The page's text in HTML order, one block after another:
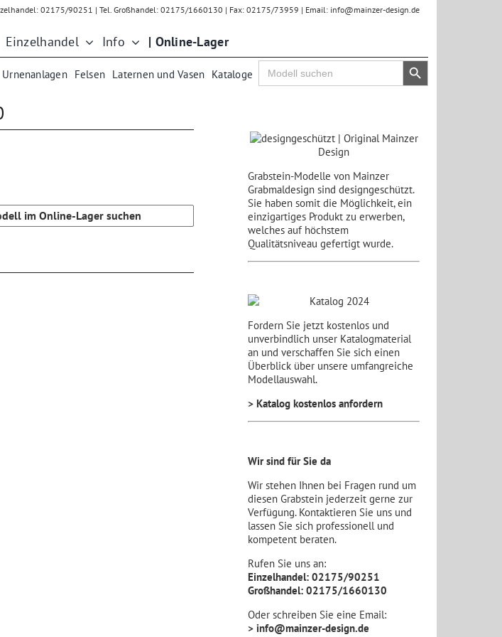
02175/90251 | Tel. Großhandel: 02175/1660130 | Fax: 02175/73959 | Email: info@mainzer-design.de
Einzelhandel Info | Online-Lager
Urnenanlagen Felsen Laternen und Vasen Kataloge
Search
for:
Search Button
im Online-Lager suchen
Grabstein-Modelle von Mainzer
Grabmaldesign sind designgeschützt.
Sie haben somit die Möglichkeit, ein
einzigartiges Produkt zu erwerben,
welches auf höchstem
Qualitätsniveau gefertigt wurde.
Fordern Sie jetzt kostenlos und
unverbindlich unser Katalogmaterial
an und verschaffen Sie sich einen
Überblick über unsere umfangreiche
Modellauswahl.
> Katalog kostenlos anfordern
Wir sind für Sie da
Wir stehen Ihnen bei Fragen rund um
diesen Grabstein jederzeit gerne zur
Verfügung. Kontaktieren Sie uns und
lassen Sie sich professionell und
kompetent beraten.
Rufen Sie uns an:
Einzelhandel: 02175/90251
Großhandel: 02175/1660130
Oder schreiben Sie eine Email:
> info@mainzer-design.de